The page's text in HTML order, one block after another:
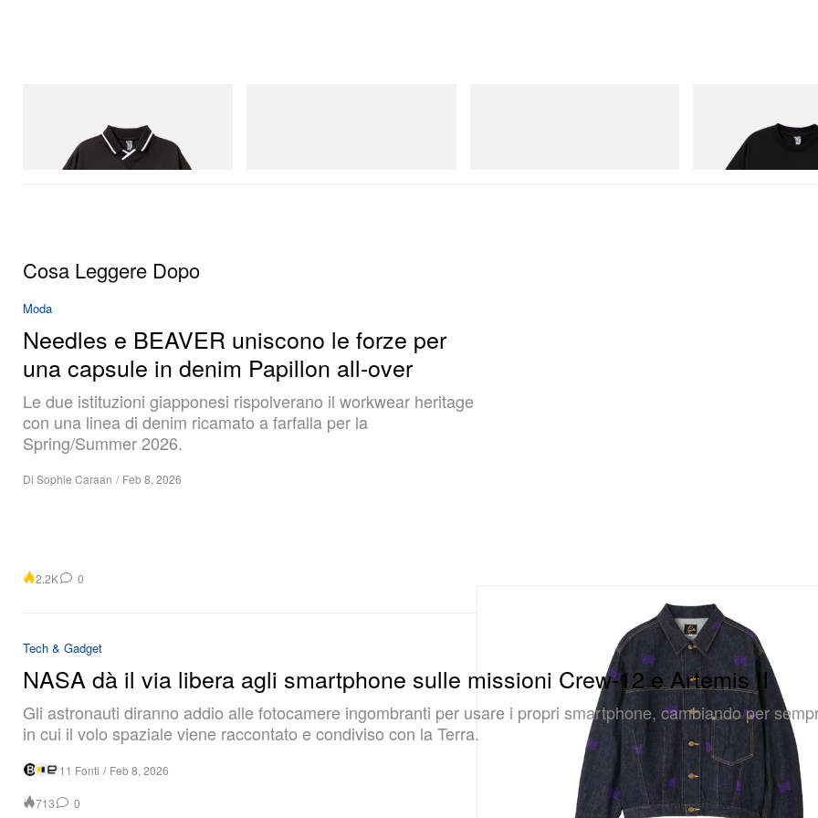
Billionaire Boys Club X Initial D Game
Acquista ora
Billionaire Boys Club X
Acquista ora
Cosa Leggere Dopo
Moda
Needles e BEAVER uniscono le forze per
una capsule in denim Papillon all-over
Le due istituzioni giapponesi rispolverano il workwear heritage
con una linea di denim ricamato a farfalla per la
Spring/Summer 2026.
Di Sophie Caraan / Feb 8, 2026
2.2K 0
Tech & Gadget
NASA dà il via libera agli smartphone sulle missioni Crew-12 e Artemis II
Gli astronauti diranno addio alle fotocamere ingombranti per usare i propri smartphone, cambiando per
in cui il volo spaziale viene raccontato e condiviso con la Terra.
11 Fonti / Feb 8, 2026
713 0